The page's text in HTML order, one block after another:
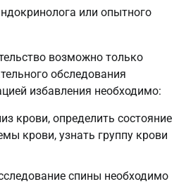
или опытного
возможно только
обследования
избавления необходимо:
крови, определить состояние
крови, узнать группу крови
спины необходимо